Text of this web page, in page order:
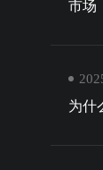
市场
为什